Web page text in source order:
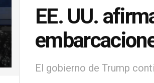
EE. UU.
El gobierno de Trump